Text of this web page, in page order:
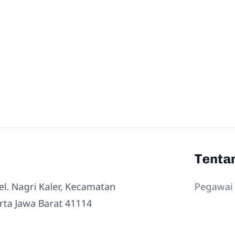
Nagri Kaler, Kecamatan
Jawa Barat 41114
Pegawai